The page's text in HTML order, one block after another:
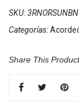
Cafe/Sol
Blanco
SKU:
Categorías:
Share This Product